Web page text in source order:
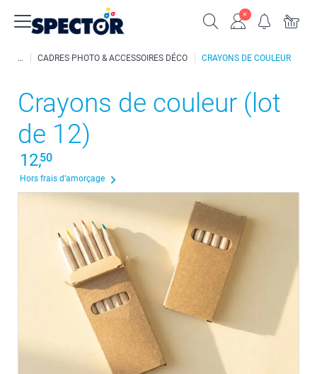
CADRES PHOTO & ACCESSOIRES DÉCO CRAYONS DE COULEUR
Crayons de couleur (lot
de 12)
12,50
Hors frais d’amorçage